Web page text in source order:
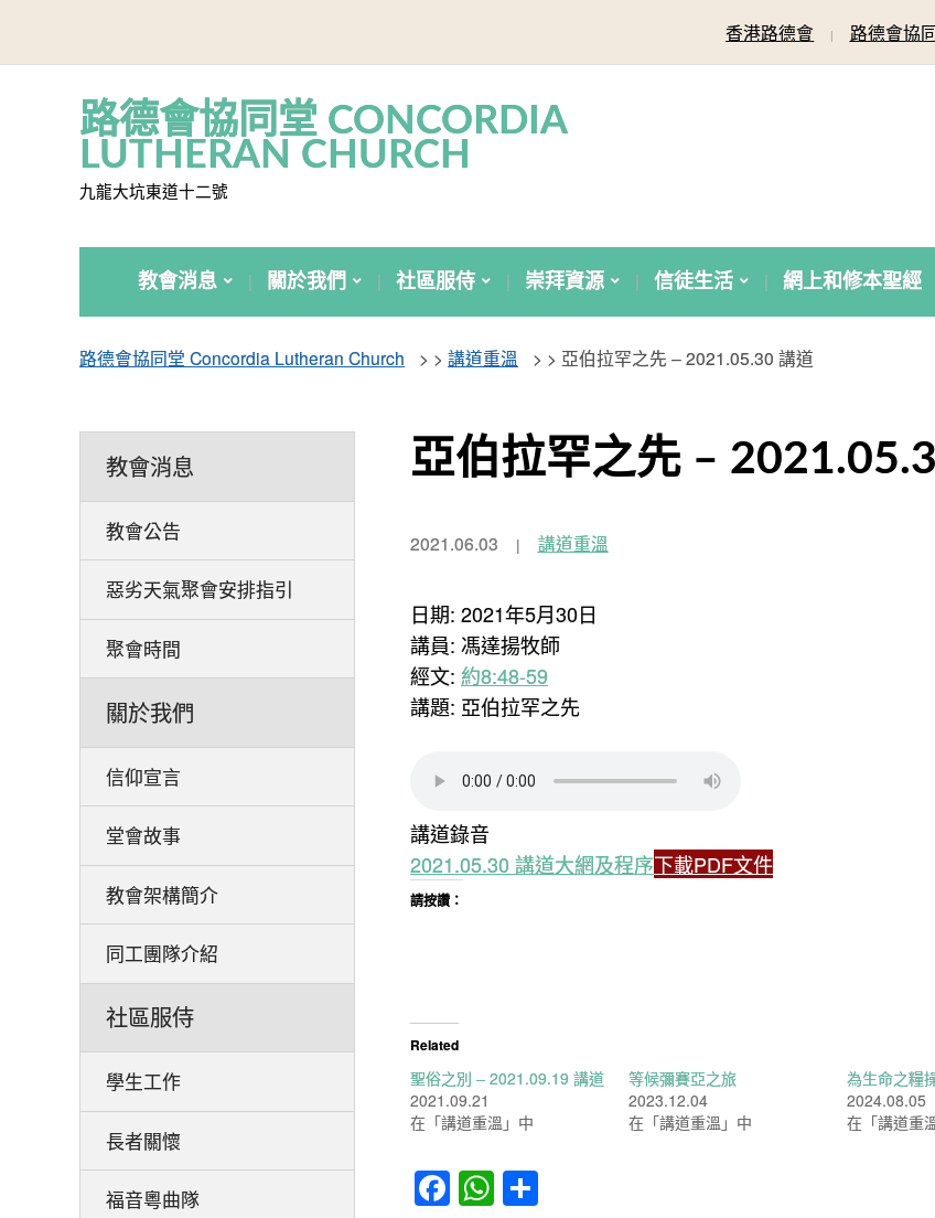
香港路德會 路德會協
路德會協同堂 CONCORDIA
LUTHERAN CHURCH
九龍大坑東道十二號
教會消息 關於我們 社區服侍 崇拜資源 信徒生活 網上和修本聖經
路德會協同堂 Concordia Lutheran Church > > 講道重溫 > > 亞伯拉罕之先 – 2021.05.30 講道
教會消息
教會公告
惡劣天氣聚會安排指引
聚會時間
關於我們
信仰宣言
堂會故事
教會架構簡介
同工團隊介紹
社區服侍
學生工作
長者關懷
福音粵曲隊
亞伯拉罕之先 –
2021.06.03 講道重溫
日期: 2021年5月30日
講員: 馮達揚牧師
經文: 約8:48-59
講題: 亞伯拉罕之先
講道錄音
2021.05.30 講道大網及程序下載PDF文件
請按讚：
Related
聖俗之別 – 2021.09.19 講道
2021.09.21
在「講道重溫」中
等候彌賽亞之旅
2023.12.04
在「講道重溫」中
為生命之糧
2024.08.05
在「講道重
Facebook
WhatsApp